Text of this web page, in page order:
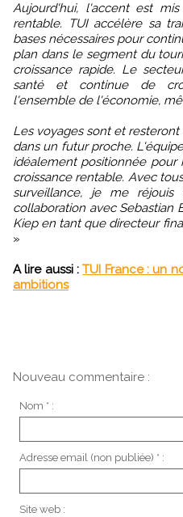
Aujourd'hui, l'accent est
rentable. TUI accélère sa
bases nécessaires pour
plan dans le segment du
croissance rapide. Le
santé et continue de
l'ensemble de l'économie,
Les voyages sont et
dans un futur proche.
idéalement positionnée
croissance rentable. Avec
surveillance, je me
collaboration avec Sebastian
Kiep en tant que directeur
»
A lire aussi : TUI France : un
ambitions
Nouveau commentaire :
Nom * :
Adresse email (non publiée) * :
Site web :